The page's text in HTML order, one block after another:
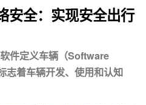
安全：实现安全出行
件定义车辆（Software
着车辆开发、使用和认知